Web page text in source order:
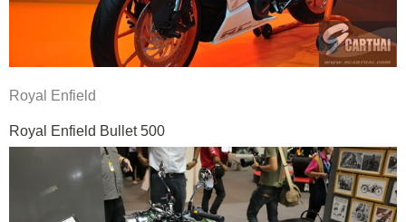
Royal Enfield
Royal Enfield Bullet 500